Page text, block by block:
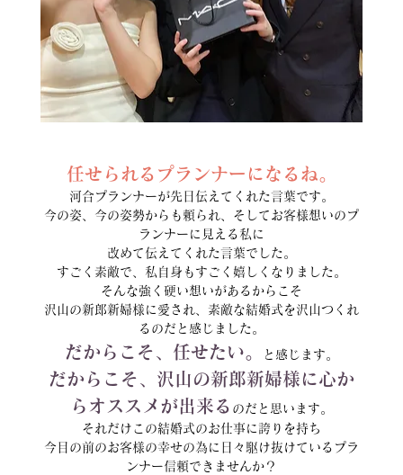
任せられるプランナーになるね。
河合プランナーが先日伝えてくれた言葉です。
今の姿、今の姿勢からも頼られ、そしてお客様想いのプ
ランナーに見える私に
改めて伝えてくれた言葉でした。
すごく素敵で、私自身もすごく嬉しくなりました。
そんな強く硬い想いがあるからこそ
沢山の新郎新婦様に愛され、素敵な結婚式を沢山つくれ
るのだと感じました。
だからこそ、任せたい。 と感じます。
だからこそ、沢山の新郎新婦様に心か
らオススメが出来る のだと思います。
それだけこの結婚式のお仕事に誇りを持ち
今目の前のお客様の幸せの為に日々駆け抜けているプラ
ンナー信頼できませんか？